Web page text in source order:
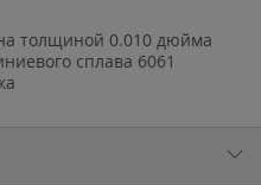
толщиной 0.010 дюйма
сплава 6061